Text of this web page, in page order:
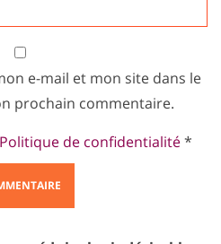
e-mail et mon site dans le
prochain commentaire.
Politique de confidentialité*